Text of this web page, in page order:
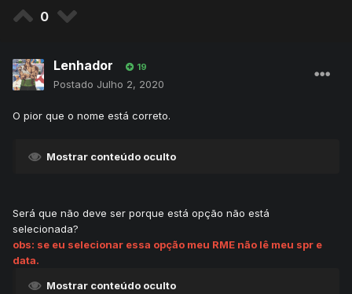
0
Lenhador 19
Postado Julho 2, 2020
O pior que o nome está correto.
Mostrar conteúdo oculto
Será que não deve ser porque está opção não está
selecionada?
obs: se eu selecionar essa opção meu RME não lê meu spr e
data.
Mostrar conteúdo oculto